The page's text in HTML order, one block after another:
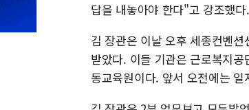
답을 내놓아야 한다"고 강조했다.
김 장관은 이날 오후 세종컨벤
받았다. 이들 기관은 근로복지
동교육원이다. 앞서 오전에는